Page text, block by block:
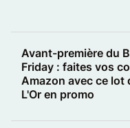
Avant-première du
Friday : faites vos
Amazon avec ce lot
L'Or en promo